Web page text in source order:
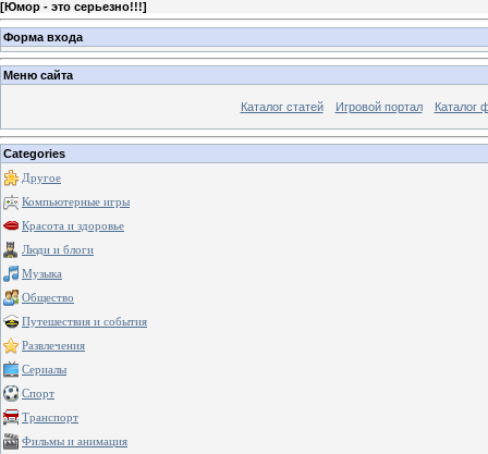
[Юмор - это серьезно!!!]
Форма входа
Меню сайта
Каталог статей Игровой портал Каталог
Categories
Другое
Компьютерные игры
Красота и здоровье
Люди и блоги
Музыка
Общество
Путешествия и события
Развлечения
Сериалы
Спорт
Транспорт
Фильмы и анимация